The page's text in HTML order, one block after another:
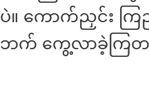
ပဲ။ ကောက်ညှင်း က
ဘက် ကွေ့လာခဲ့ကြတ